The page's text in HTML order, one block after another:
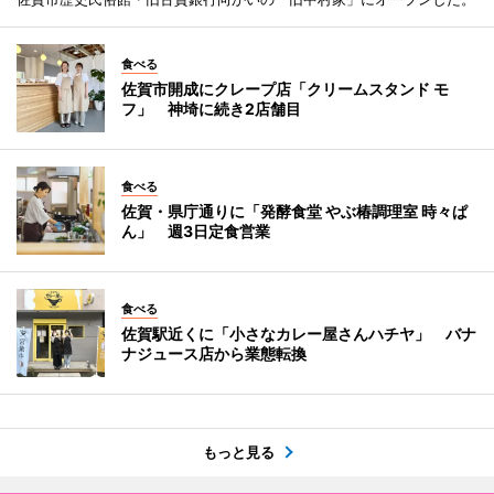
食べる
佐賀市開成にクレープ店「クリームスタンド モ
フ」 神埼に続き2店舗目
食べる
佐賀・県庁通りに「発酵食堂 やぶ椿調理室 時々ぱ
ん」 週3日定食営業
食べる
佐賀駅近くに「小さなカレー屋さんハチヤ」 バナ
ナジュース店から業態転換
もっと見る